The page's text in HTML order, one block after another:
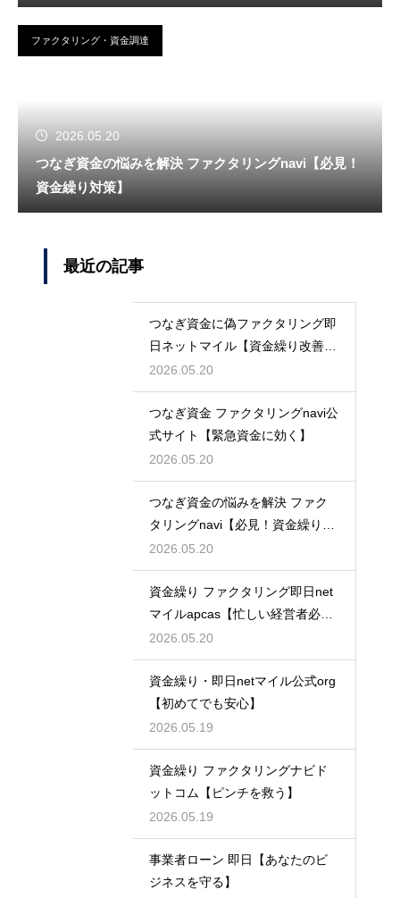
ファクタリング・資金調達
2026.05.20
つなぎ資金の悩みを解決 ファクタリングnavi【必見！
資金繰り対策】
最近の記事
つなぎ資金に偽ファクタリング即
日ネットマイル【資金繰り改善に
最適】
2026.05.20
つなぎ資金 ファクタリングnavi公
式サイト【緊急資金に効く】
2026.05.20
つなぎ資金の悩みを解決 ファク
タリングnavi【必見！資金繰り対
策】
2026.05.20
資金繰り ファクタリング即日net
マイルapcas【忙しい経営者必
見】
2026.05.20
資金繰り・即日netマイル公式org
【初めてでも安心】
2026.05.19
資金繰り ファクタリングナビド
ットコム【ピンチを救う】
2026.05.19
事業者ローン 即日【あなたのビ
ジネスを守る】